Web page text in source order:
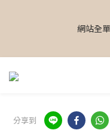
｜啟德Airside｜MOKO
網站全
【  設計師飾物｜香港飾
分享到